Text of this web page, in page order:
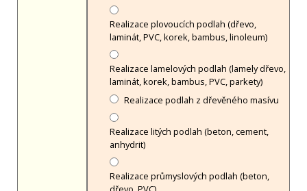
Realizace plovoucích podlah (dřevo,
laminát, PVC, korek, bambus, linoleum)
Realizace lamelových podlah (lamely dřevo,
laminát, korek, bambus, PVC, parkety)
Realizace podlah z dřevěného masívu
Realizace litých podlah (beton, cement,
anhydrit)
Realizace průmyslových podlah (beton,